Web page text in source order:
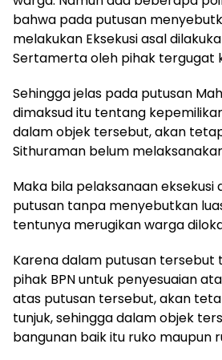
bahwa pada putusan
melakukan Eksekusi asal
Sertamerta oleh pihak tergugat
Sehingga jelas pada putusan
dimaksud itu tentang
dalam objek tersebut, akan
Sithuraman belum
Maka bila pelaksanaan eksekusi
putusan tanpa menyebutkan
tentunya merugikan warga
Karena dalam putusan tersebut
pihak BPN untuk penyesuaian
atas putusan tersebut, akan
tunjuk, sehingga dalam objek
bangunan baik itu ruko maupun